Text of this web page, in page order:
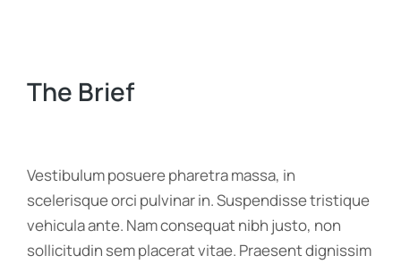
The Brief
Vestibulum posuere pharetra massa, in
scelerisque orci pulvinar in. Suspendisse tristique
vehicula ante. Nam consequat nibh justo, non
sollicitudin sem placerat vitae. Praesent dignissim